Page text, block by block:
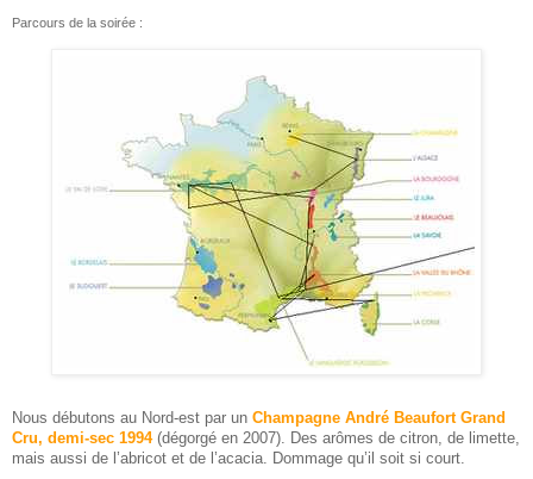
Parcours de la soirée :
Nous débutons au Nord-est par un Champagne André Beaufort Grand
Cru, demi-sec 1994(dégorgé en 2007). Des arômes de citron, de limette,
mais aussi de l’abricot et de l’acacia. Dommage qu’il soit si court.